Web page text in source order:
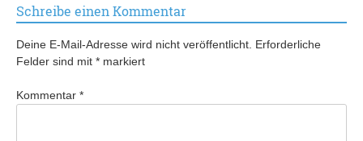
Schreibe einen Kommentar
Deine E-Mail-Adresse wird nicht veröffentlicht. Erforderliche
Felder sind mit * markiert
Kommentar *